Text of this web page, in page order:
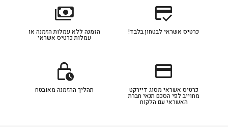
credit_score
כרטיס אשראי לבטחון בלבד!
payments
הזמנה ללא עמלות הזמנה או
עמלות כרטיס אשראי
credit_card
כרטיס אשראי מסוג דיירקט
מחוייב לפי הסכם תנאי חברת
האשראי עם הלקוח
lock_clock
תהליך ההזמנה מאובטח